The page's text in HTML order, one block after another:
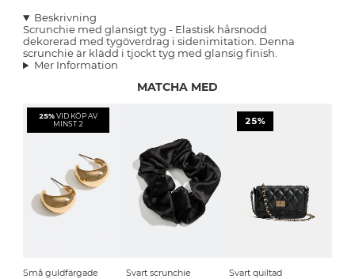
Beskrivning
Scrunchie med glansigt tyg - Elastisk hårsnodd
dekorerad med tygöverdrag i sidenimitation. Denna
scrunchie är klädd i tjockt tyg med glansig finish.
Mer Information
MATCHA MED
25% VID KÖP AV
MINST 2
Små guldfärgade
Svart scrunchie
25%
Svart quiltad